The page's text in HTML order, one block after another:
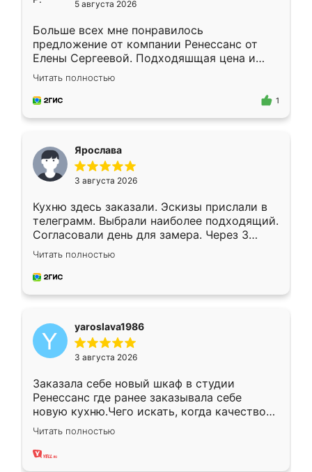
5 августа 2026
Больше всех мне понравилось
предложение от компании Ренессанс от
Елены Сергеевой. Подходяшщая цена и
короткие сроки изготовления. Приехавший
для замера сотрудник Владислав
предложил по моему эскизу самый
Читать полностью
1
Ярослава
3 августа 2026
Кухню здесь заказали. Эскизы прислали в
телеграмм. Выбрали наиболее подходящий.
Согласовали день для замера. Через 3
недели кухня была уже готова. Остались
довольны работой. Спасибо Ренессанс
мебель за качественную работу!
Читать полностью
yaroslava1986
3 августа 2026
Заказала себе новый шкаф в студии
Ренессанс где ранее заказывала себе
новую кухню.Чего искать, когда качеством
вполне довольна. Служит кухня уже почти
два года, нареканий нет.
Читать полностью